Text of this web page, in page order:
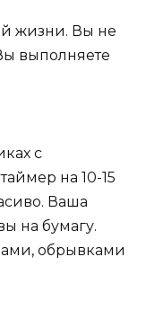
жизни. Вы не
выполняете
с
на 10-15
Ваша
на бумагу.
обрывками